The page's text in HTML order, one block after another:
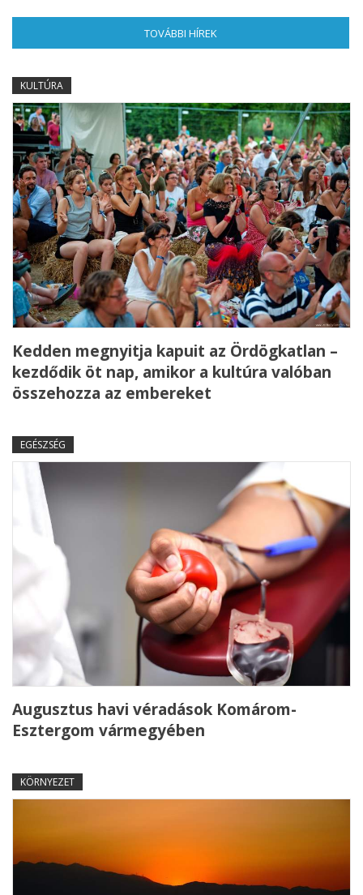
TOVÁBBI HÍREK
KULTÚRA
Kedden megnyitja kapuit az Ördögkatlan –
kezdődik öt nap, amikor a kultúra valóban
összehozza az embereket
EGÉSZSÉG
Augusztus havi véradások Komárom-
Esztergom vármegyében
KÖRNYEZET